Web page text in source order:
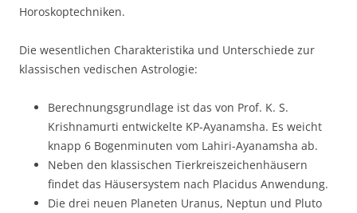
Horoskoptechniken.
Die wesentlichen Charakteristika und Unterschiede zur
klassischen vedischen Astrologie:
Berechnungsgrundlage ist das von Prof. K. S.
Krishnamurti entwickelte KP-Ayanamsha. Es weicht
knapp 6 Bogenminuten vom Lahiri-Ayanamsha ab.
Neben den klassischen Tierkreiszeichenhäusern
findet das Häusersystem nach Placidus Anwendung.
Die drei neuen Planeten Uranus, Neptun und Pluto